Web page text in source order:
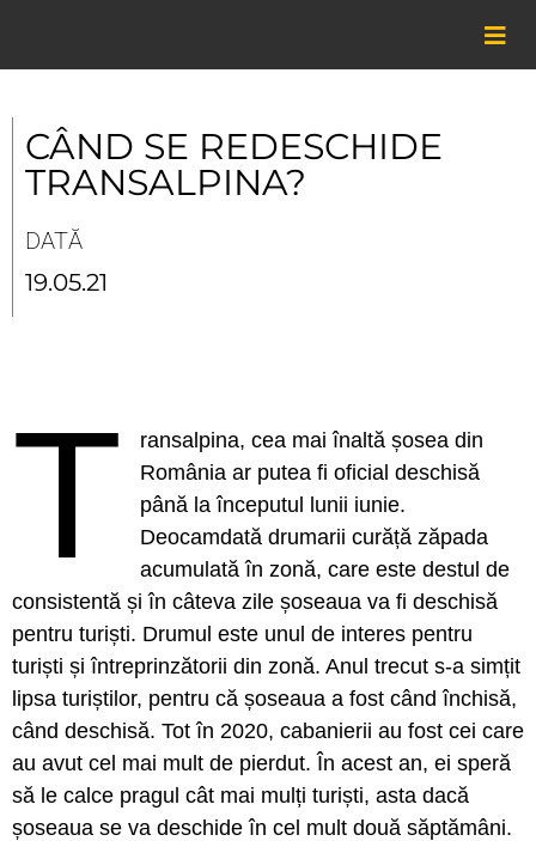
content
CÂND SE REDESCHIDE
TRANSALPINA?
DATĂ
19.05.21
T
ransalpina, cea mai înaltă șosea din
România ar putea fi oficial deschisă
până la începutul lunii iunie.
Deocamdată drumarii curăță zăpada
acumulată în zonă, care este destul de
consistentă și în câteva zile șoseaua va fi deschisă
pentru turiști. Drumul este unul de interes pentru
turiști și întreprinzătorii din zonă. Anul trecut s-a simțit
lipsa turiștilor, pentru că șoseaua a fost când închisă,
când deschisă. Tot în 2020, cabanierii au fost cei care
au avut cel mai mult de pierdut. În acest an, ei speră
să le calce pragul cât mai mulți turiști, asta dacă
șoseaua se va deschide în cel mult două săptămâni.